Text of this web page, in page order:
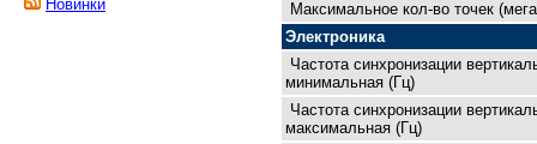
Новинки
Максимальное кол-во точек
Электроника
Частота синхронизации
минимальная (Гц)
Частота синхронизации
максимальная (Гц)